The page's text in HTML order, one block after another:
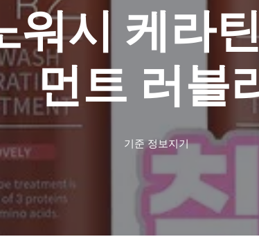
워시 케라
먼트 러블
기준정보지기